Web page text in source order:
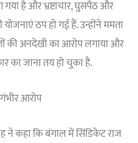
है और भ्रष्टाचार, घुसपैठ और
ठप हो गई हैं. उन्होंने ममता
की अनदेखी का आरोप लगाया और
का जाना तय हो चुका है.
आरोप
ने कहा कि बंगाल में सिंडिकेट राज